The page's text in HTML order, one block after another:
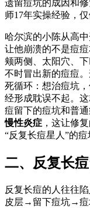
遗留痘坑的成因和
师17年实操经验，仅
哈尔滨的小陈从高
让他崩溃的不是痘
颊两侧、太阳穴、
不时冒出新的痘痘
死循环：想治痘坑
经形成耽误不起。
痘留下的痘坑和普
慢性炎症 ，这让修
“反复长痘星人”的痘
二、反复长
反复长痘的人往往
皮层→留下痘坑→痘